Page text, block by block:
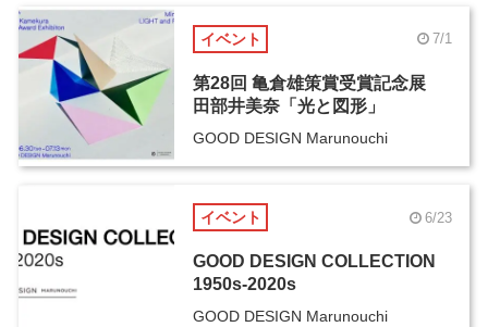
イベント 7/1
第28回 亀倉雄策賞受賞記念展
田部井美奈「光と図形」
GOOD DESIGN Marunouchi
イベント 6/23
GOOD DESIGN COLLECTION
1950s-2020s
GOOD DESIGN Marunouchi